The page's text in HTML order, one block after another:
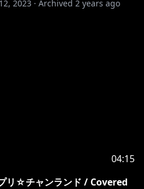
2023 · Archived 2 years ago
04:15
リ☆チャンランド / Covered